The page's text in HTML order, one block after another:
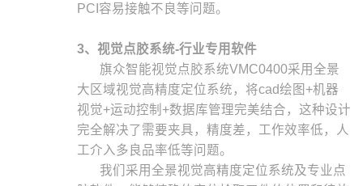
PCI容易接触不良等问题。
3、视觉点胶系统-行业专用软件
旗众智能视觉点胶系统VMC0400采用全景
大区域视觉高精度定位系统，将cad绘图+机器
视觉+运动控制+数据库管理完美结合，这种设计
完全解决了需要夹具，精度差，工作效率低，人
工介入多良品率低等问题。
我们采用全景视觉高精度定位系统及专业点